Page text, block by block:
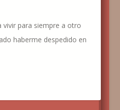
vivir para siempre a otro
haberme despedido en